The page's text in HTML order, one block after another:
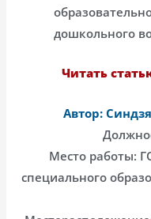
дошкольного
Читать
Автор:
Место работы:
специального